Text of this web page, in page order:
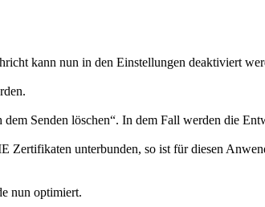
kann nun in den Einstellungen deaktiviert
Senden löschen“. In dem Fall werden die
unterbunden, so ist für diesen
nun optimiert.